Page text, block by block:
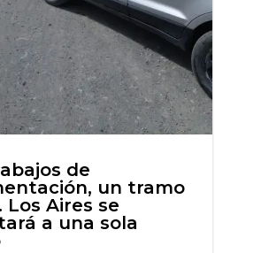
de
un tramo
Los Aires se
a una sola